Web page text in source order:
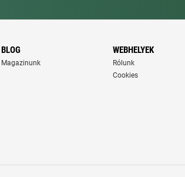
BLOG
Magazinunk
WEBHELYEK
Rólunk
Cookies